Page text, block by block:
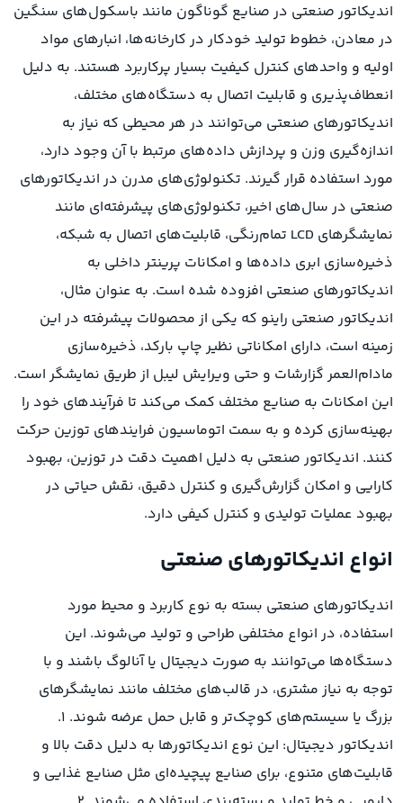
اندیکاتور صنعتی در صنایع گوناگون مانند باسکول‌های سنگین
در معادن، خطوط تولید خودکار در کارخانه‌ها، انبارهای مواد
اولیه و واحدهای کنترل کیفیت بسیار پرکاربرد هستند. به دلیل
انعطاف‌پذیری و قابلیت اتصال به دستگاه‌های مختلف،
اندیکاتورهای صنعتی می‌توانند در هر محیطی که نیاز به
اندازه‌گیری وزن و پردازش داده‌های مرتبط با آن وجود دارد،
مورد استفاده قرار گیرند. تکنولوژی‌های مدرن در اندیکاتورهای
صنعتی در سال‌های اخیر، تکنولوژی‌های پیشرفته‌ای مانند
نمایشگرهای LCD تمام‌رنگی، قابلیت‌های اتصال به شبکه،
ذخیره‌سازی ابری داده‌ها و امکانات پرینتر داخلی به
اندیکاتورهای صنعتی افزوده شده است. به عنوان مثال،
اندیکاتور صنعتی راینو که یکی از محصولات پیشرفته در این
زمینه است، دارای امکاناتی نظیر چاپ بارکد، ذخیره‌سازی
مادام‌العمر گزارشات و حتی ویرایش لیبل از طریق نمایشگر است.
این امکانات به صنایع مختلف کمک می‌کند تا فرآیندهای خود را
بهینه‌سازی کرده و به سمت اتوماسیون فرایندهای توزین حرکت
کنند. اندیکاتور صنعتی به دلیل اهمیت دقت در توزین، بهبود
کارایی و امکان گزارش‌گیری و کنترل دقیق، نقش حیاتی در
بهبود عملیات تولیدی و کنترل کیفی دارد.
انواع اندیکاتورهای صنعتی
اندیکاتورهای صنعتی بسته به نوع کاربرد و محیط مورد
استفاده، در انواع مختلفی طراحی و تولید می‌شوند. این
دستگاه‌ها می‌توانند به صورت دیجیتال یا آنالوگ باشند و با
توجه به نیاز مشتری، در قالب‌های مختلف مانند نمایشگرهای
بزرگ یا سیستم‌های کوچک‌تر و قابل حمل عرضه شوند. ۱.
اندیکاتور دیجیتال: این نوع اندیکاتورها به دلیل دقت بالا و
قابلیت‌های متنوع، برای صنایع پیچیده‌ای مثل صنایع غذایی و